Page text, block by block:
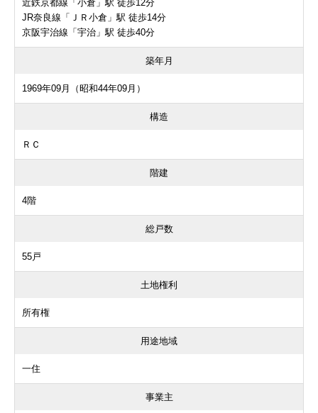
近鉄京都線「小倉」駅 徒歩12分
JR奈良線「ＪＲ小倉」駅 徒歩14分
京阪宇治線「宇治」駅 徒歩40分
築年月
1969年09月（昭和44年09月）
構造
ＲＣ
階建
4階
総戸数
55戸
土地権利
所有権
用途地域
一住
事業主